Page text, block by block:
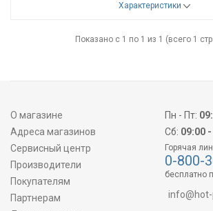
Характеристики
Показано с 1 по 1 из 1 (всего 1
О магазине
Адреса магазинов
Сервисный центр
Производители
Покупателям
Партнерам
Пн - Пт:
Сб: 09:00
Горячая
0-800-
бесплатно